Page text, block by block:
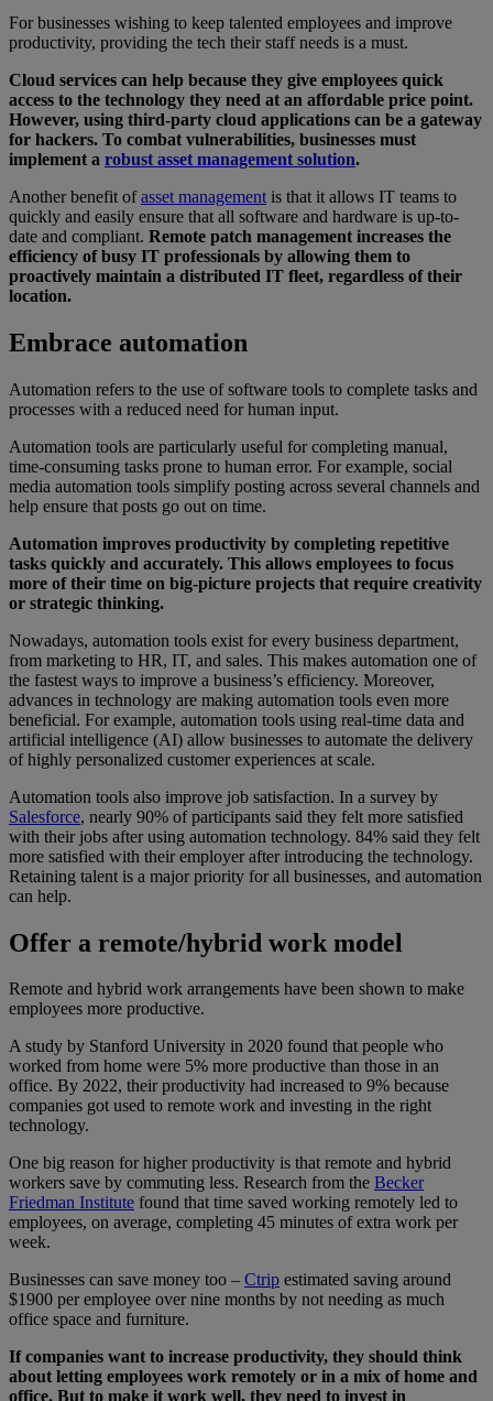
For businesses wishing to keep talented employees and improve
productivity, providing the tech their staff needs is a must.
Cloud services can help because they give employees quick
access to the technology they need at an affordable price point.
However, using third-party cloud applications can be a gateway
for hackers. To combat vulnerabilities, businesses must
implement a robust asset management solution.
Another benefit ofasset management is that it allows IT teams to
quickly and easily ensure that all software and hardware is up-to-
date and compliant. Remote patch management increases the
efficiency of busy IT professionals by allowing them to
proactively maintain a distributed IT fleet, regardless of their
location.
Embrace automation
Automation refers to the use of software tools to complete tasks and
processes with a reduced need for human input.
Automation tools are particularly useful for completing manual,
time-consuming tasks prone to human error. For example, social
media automation tools simplify posting across several channels and
help ensure that posts go out on time.
Automation improves productivity by completing repetitive
tasks quickly and accurately. This allows employees to focus
more of their time on big-picture projects that require creativity
or strategic thinking.
Nowadays, automation tools exist for every business department,
from marketing to HR, IT, and sales. This makes automation one of
the fastest ways to improve a business’s efficiency. Moreover,
advances in technology are making automation tools even more
beneficial. For example, automation tools using real-time data and
artificial intelligence (AI) allow businesses to automate the delivery
of highly personalized customer experiences at scale.
Automation tools also improve job satisfaction. In a survey by
Salesforce, nearly 90% of participants said they felt more satisfied
with their jobs after using automation technology. 84% said they felt
more satisfied with their employer after introducing the technology.
Retaining talent is a major priority for all businesses, and automation
can help.
Offer a remote/hybrid work model
Remote and hybrid work arrangements have been shown to make
employees more productive.
A study by Stanford University in 2020 found that people who
worked from home were 5% more productive than those in an
office. By 2022, their productivity had increased to 9% because
companies got used to remote work and investing in the right
technology.
One big reason for higher productivity is that remote and hybrid
workers save by commuting less. Research from the Becker
Friedman Institute found that time saved working remotely led to
employees, on average, completing 45 minutes of extra work per
week.
Businesses can save money too – Ctrip estimated saving around
$1900 per employee over nine months by not needing as much
office space and furniture.
If companies want to increase productivity, they should think
about letting employees work remotely or in a mix of home and
office. But to make it work well, they need to invest in